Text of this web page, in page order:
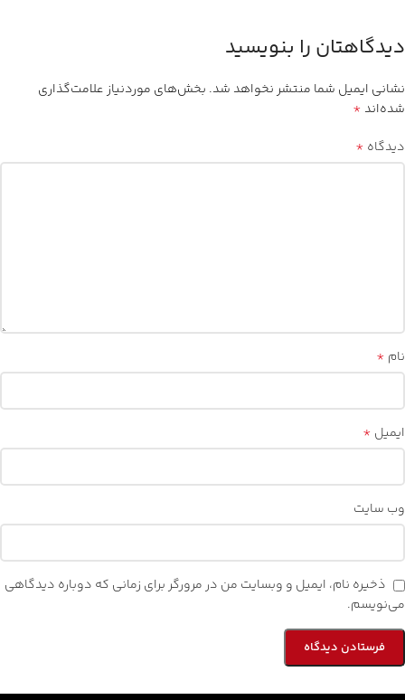
دیدگاهتان را بنویسید
نشانی ایمیل شما منتشر نخواهد شد. بخش‌های موردنیاز علامت‌گذاری
شده‌اند *
دیدگاه *
نام *
ایمیل *
وب‌ سایت
ذخیره نام، ایمیل و وبسایت من در مرورگر برای زمانی که دوباره دیدگاهی
می‌نویسم.